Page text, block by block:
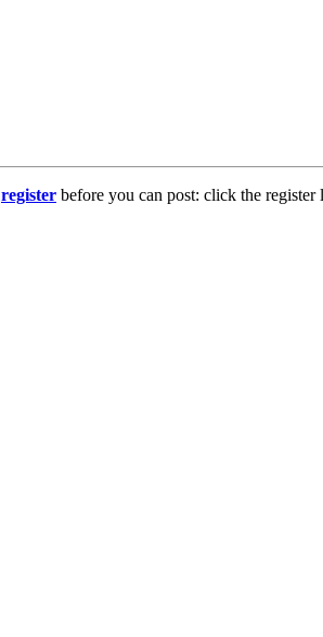
register before you can post: click the register